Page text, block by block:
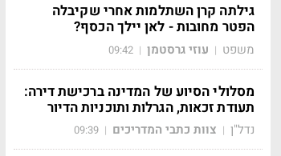
גילתה קרן השתלמות אחרי שקיבלה
הפטר מחובות - לאן יילך הכסף?
משפט | עוזי גרסטמן |
09:42
מסלולי הסיוע של המדינה ברכישת דירה:
תעודת זכאות, הגרלות ותוכניות הדיור
נדל"ן | צוות כתבי המדריכים |
09:39